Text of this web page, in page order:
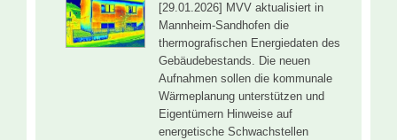
[29.01.2026] MVV aktualisiert in
Mannheim-Sandhofen die
thermografischen Energiedaten des
Gebäudebestands. Die neuen
Aufnahmen sollen die kommunale
Wärmeplanung unterstützen und
Eigentümern Hinweise auf
energetische Schwachstellen